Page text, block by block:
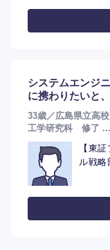
システムエンジ
に携わりたいと
33歳／広島県立高
工学研究科 修了 ...
【東
ル戦